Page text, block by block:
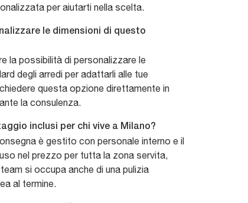
per aiutarti nella scelta.
le dimensioni di questo
la possibilità di personalizzare le
degli arredi per adattarli alle tue
questa opzione direttamente in
la consulenza.
inclusi per chi vive a Milano?
è gestito con personale interno e il
nel prezzo per tutta la zona servita,
si occupa anche di una pulizia
al termine.